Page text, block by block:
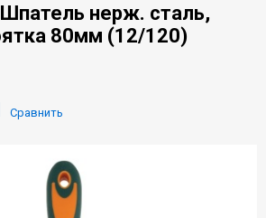
нерж. сталь,
80мм (12/120)
Сравнить